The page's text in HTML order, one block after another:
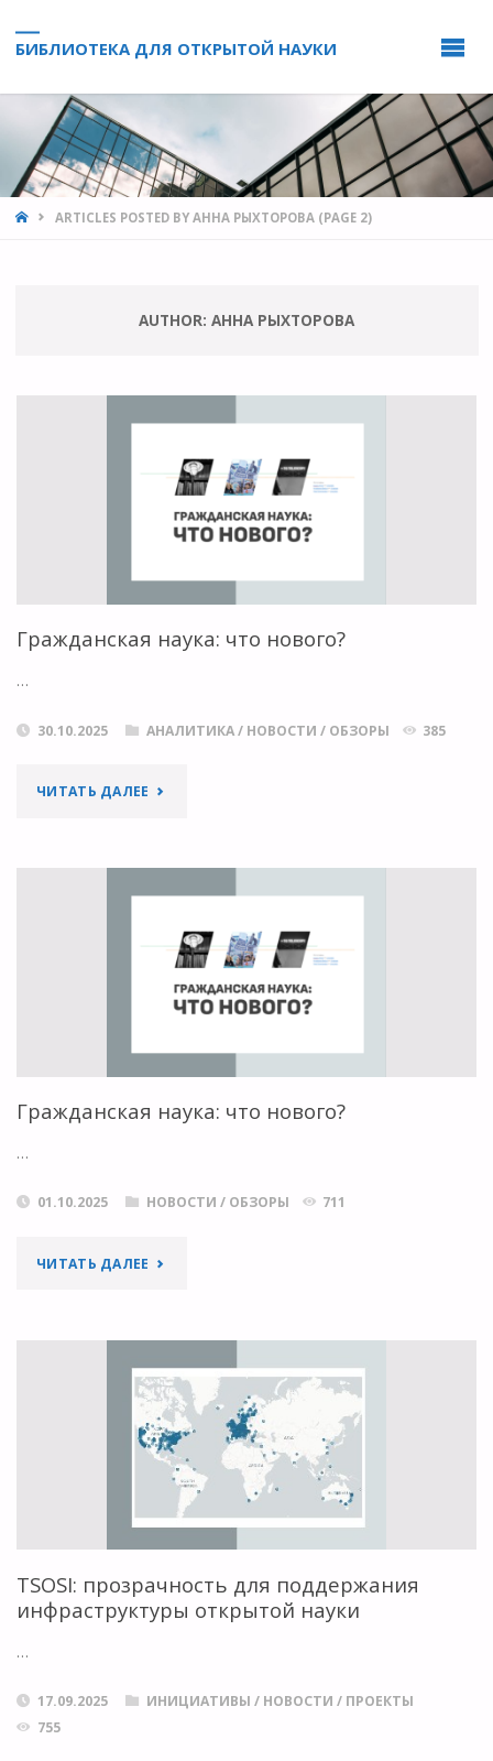
БИБЛИОТЕКА ДЛЯ ОТКРЫТОЙ НАУКИ
HOMEARTICLES POSTED BY АННА РЫХТОРОВА(PAGE 2)
AUTHOR: АННА РЫХТОРОВА
Гражданская наука: что нового?
…
30.10.2025 АНАЛИТИКА/ НОВОСТИ / ОБЗОРЫ 385
ЧИТАТЬ ДАЛЕЕ "ГРАЖДАНСКАЯ
Гражданская наука: что нового?
…
01.10.2025 НОВОСТИ / ОБЗОРЫ 711
ЧИТАТЬ ДАЛЕЕ "ГРАЖДАНСКАЯ
НОВОГО?"
TSOSI: прозрачность для поддержания
инфраструктуры открытой науки
…
17.09.2025 ИНИЦИАТИВЫ / НОВОСТИ / ПРОЕКТЫ
755